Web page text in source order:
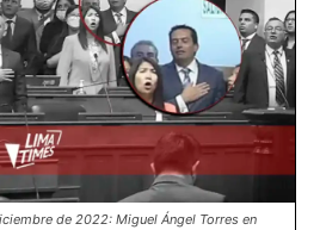
de 2022: Miguel Ángel Torres en